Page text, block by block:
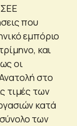
που
εμπόριο
και
οι
στο
τιμές των
κατά
των